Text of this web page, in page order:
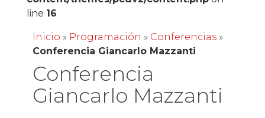
line 16
Inicio » Programación » Conferencias»
Conferencia Giancarlo Mazzanti
Conferencia
Giancarlo Mazzanti